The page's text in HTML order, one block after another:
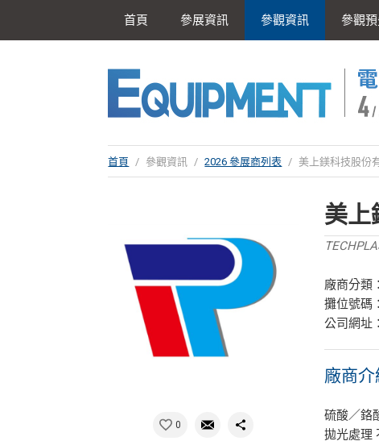
首頁 參展資訊 參觀資訊 參觀
首頁 / 參觀資訊 / 2026 參展商列表 / 美上鎂科技股份
0
美上
廠商分類：
攤位號碼
公司網址
廠商介
硫酸／鉻
拋光處理